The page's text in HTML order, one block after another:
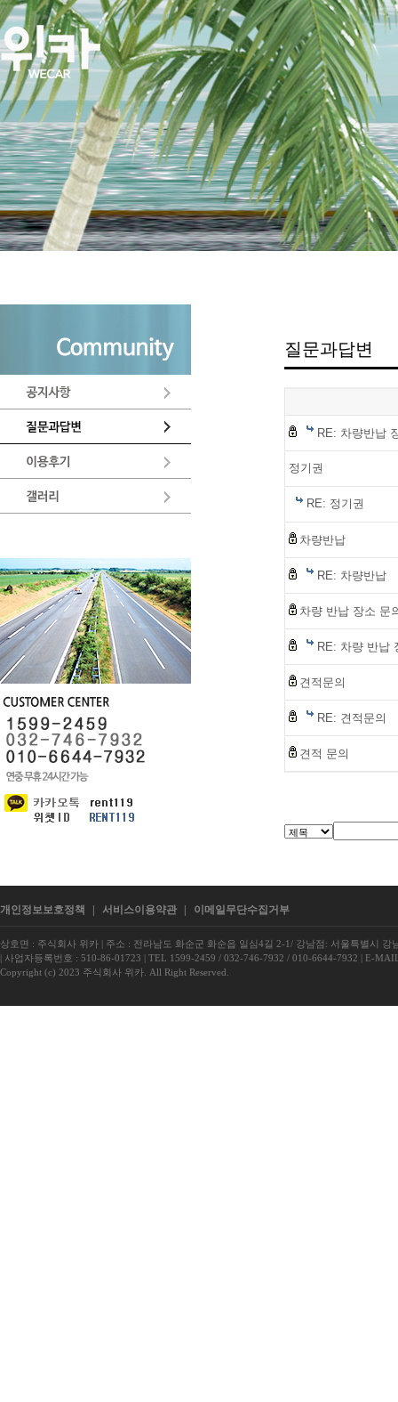
질문과답변
RE: 차량반납
정기권
RE: 정기권
차량반납
RE: 차량반납
차량 반납 장소 문
RE: 차량 반납
견적문의
RE: 견적문의
견적 문의
개인정보보호정책 서비스이용약관 이메일무단수집거부
상호면 : 주식회사 위카 | 주소 : 전라남도 화순군 화순읍 일심4길 2-1/ 강남점: 서울특별시 강
| 사업자등록번호 : 510-86-01723 | TEL 1599-2459 / 032-746-7932 / 010-6644-7932 | E-
Copyright (c) 2023 주식회사 위카. All Right Reserved.